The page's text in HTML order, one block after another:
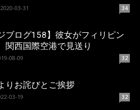
2020-03-31 34
ブログ158】彼女がフィリピン
関西国際空港で見送り
08-09 32
りお詫びとご挨拶
03-19 32